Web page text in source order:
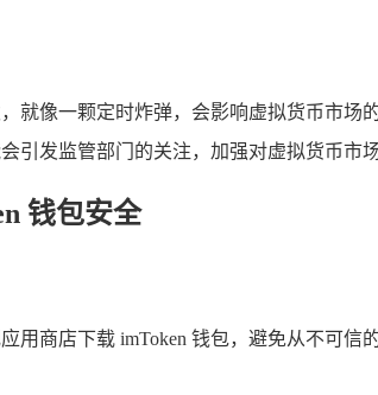
就像一颗定时炸弹，会影响虚拟货币市
引发监管部门的关注，加强对虚拟货币市
钱包安全
用商店下载 imToken 钱包，避免从不可